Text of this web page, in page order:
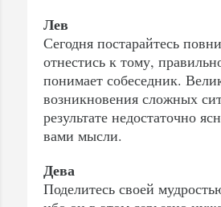
Лев
Сегодня постарайтесь
отнестись к тому,
понимает собеседник.
возникновения сложных
результате недостаточно
вами мысли.
Дева
Поделитесь своей